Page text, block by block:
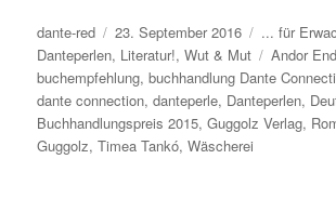
Autor
dante-red
Veröffentlicht
am
23. September 2016 Kategorien
... für
Danteperlen, Literatur!,Wut & Mut Andor
buchempfehlung,buchhandlung Dante
dante connection,danteperle, Danteperlen,
Buchhandlungspreis 2015,Guggolz Verlag,
Guggolz,Timea Tankó,Wäscherei